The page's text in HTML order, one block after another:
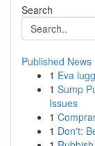
Search
Published News
1 Eva
1 Sump
Issues
1
1 Don't: